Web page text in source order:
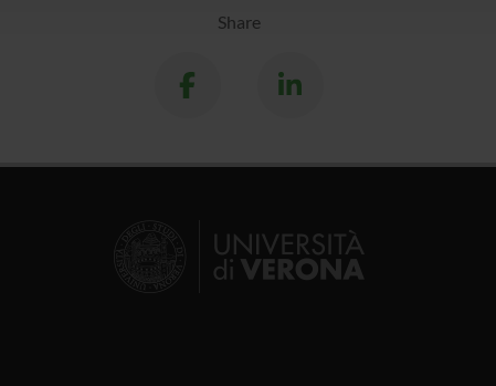
Share